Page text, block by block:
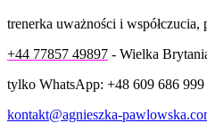
trenerka uważności i współczucia,
+44 77857 49897 - Wielka
tylko WhatsApp: +48 609 686 999
kontakt@agnieszka-